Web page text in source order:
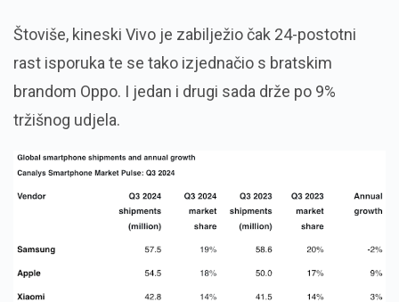
Štoviše, kineski Vivo je zabilježio čak 24-postotni
rast isporuka te se tako izjednačio s bratskim
brandom Oppo. I jedan i drugi sada drže po 9%
tržišnog udjela.